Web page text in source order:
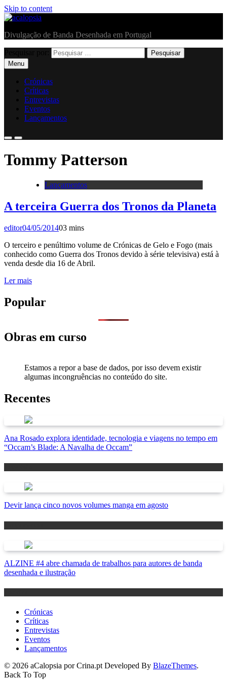
Skip to content
acalopsia
Divulgação de Banda Desenhada em Portugal
Menu
Crónicas
Críticas
Entrevistas
Eventos
Lançamentos
Tommy Patterson
Lançamentos
A terceira Guerra dos Tronos da Planeta
editor04/05/201403 mins
O terceiro e penúltimo volume de Crónicas de Gelo e Fogo (mais
conhecido como Guerra dos Tronos devido à série televisiva) está à
venda desde dia 16 de Abril.
Ler mais
Popular
Obras em curso
Estamos a repor a base de dados, por isso devem existir
algumas incongruências no conteúdo do site.
Recentes
Ana Rosado explora identidade, tecnologia e viagens no tempo em
“Occam’s Blade: A Navalha de Occam”
Devir lança cinco novos volumes manga em agosto
ALZINE #4 abre chamada de trabalhos para autores de banda
desenhada e ilustração
Crónicas
Críticas
Entrevistas
Eventos
Lançamentos
© 2026 aCalopsia por Crina.pt Developed By BlazeThemes.
Back To Top